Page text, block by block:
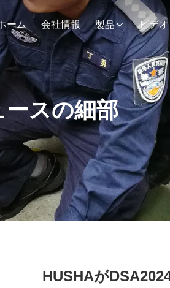
ーム 会社情報 製品 ビデオ
ースの細部
HUSHAが